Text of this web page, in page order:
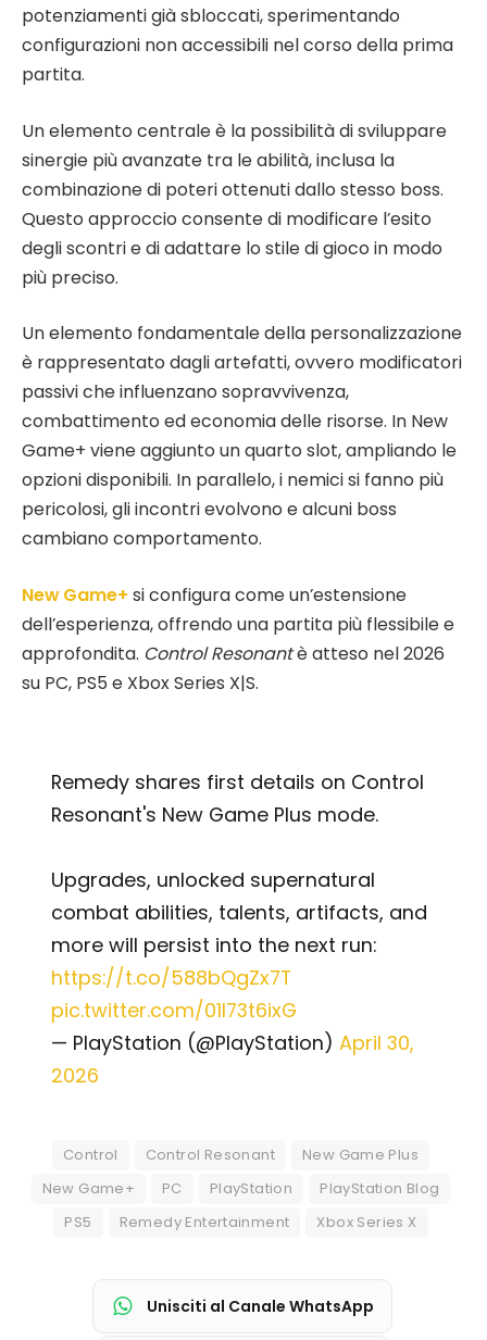
potenziamenti già sbloccati, sperimentando
configurazioni non accessibili nel corso della prima
partita.
Un elemento centrale è la possibilità di sviluppare
sinergie più avanzate tra le abilità, inclusa la
combinazione di poteri ottenuti dallo stesso boss.
Questo approccio consente di modificare l’esito
degli scontri e di adattare lo stile di gioco in modo
più preciso.
Un elemento fondamentale della personalizzazione
è rappresentato dagli artefatti, ovvero modificatori
passivi che influenzano sopravvivenza,
combattimento ed economia delle risorse. In New
Game+ viene aggiunto un quarto slot, ampliando le
opzioni disponibili. In parallelo, i nemici si fanno più
pericolosi, gli incontri evolvono e alcuni boss
cambiano comportamento.
New Game+ si configura come un’estensione
dell’esperienza, offrendo una partita più flessibile e
approfondita. Control Resonantè atteso nel 2026
su PC, PS5 e Xbox Series X|S.
Remedy shares first details on Control
Resonant's New Game Plus mode.
Upgrades, unlocked supernatural
combat abilities, talents, artifacts, and
more will persist into the next run:
https://t.co/588bQgZx7T
pic.twitter.com/01l73t6ixG
— PlayStation (@PlayStation) April 30,
2026
Control Control Resonant
New Game Plus
New Game+
PC PlayStation
PlayStation Blog
PS5
Remedy Entertainment Xbox Series X
Unisciti al Canale WhatsApp